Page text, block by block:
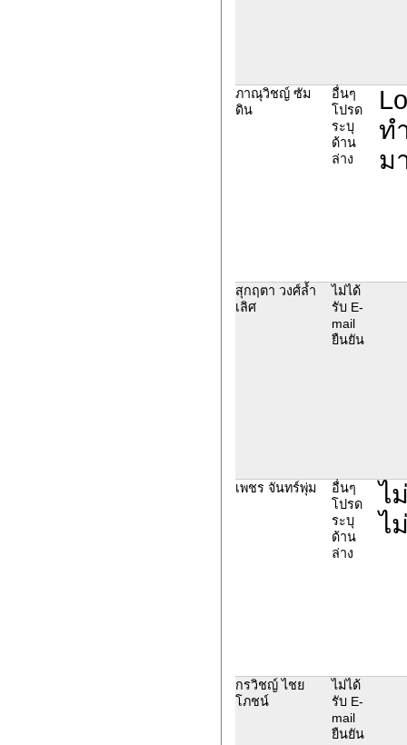
ภาณุวิชญ์ ซัม
ดิน
อื่นๆ
โปรด
ระบุ
ด้าน
ล่าง
ท
ม
สุกฤตา วงศ์ล้ำ
เลิศ
ไม่ได้
รับ E-
mail
ยืนยัน
เพชร จันทร์พุ่ม
อื่นๆ
โปรด
ระบุ
ด้าน
ล่าง
ไ
ไ
กรวิชญ์ ไชย
โภชน์
ไม่ได้
รับ E-
mail
ยืนยัน